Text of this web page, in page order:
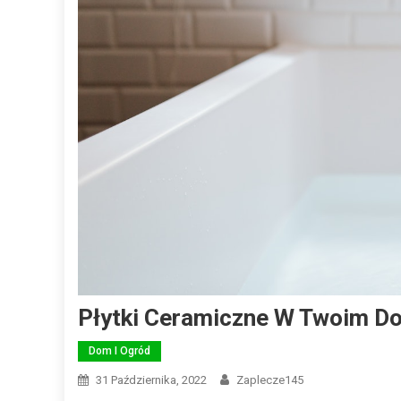
Płytki Ceramiczne W Twoim
Dom I Ogród
31 Października, 2022 Zaplecze145